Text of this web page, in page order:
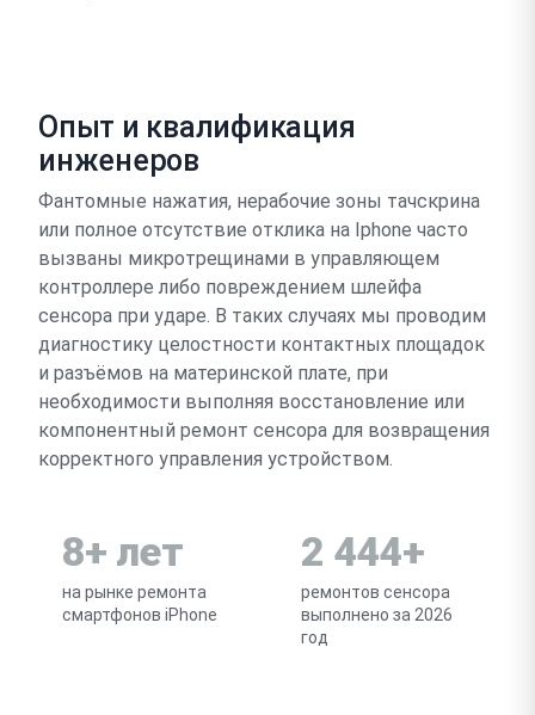
Опыт и квалификация
инженеров
Фантомные нажатия, нерабочие зоны тачскрина
или полное отсутствие отклика на Iphone часто
вызваны микротрещинами в управляющем
контроллере либо повреждением шлейфа
сенсора при ударе. В таких случаях мы проводим
диагностику целостности контактных площадок
и разъёмов на материнской плате, при
необходимости выполняя восстановление или
компонентный ремонт сенсора для возвращения
корректного управления устройством.
8+ лет
на рынке ремонта
смартфонов iPhone
2 444+
ремонтов сенсора
выполнено за 2026
год